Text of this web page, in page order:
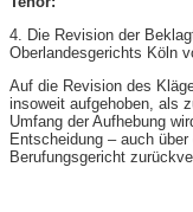
4. Die Revision der
Oberlandesgerichts Köln
Auf die Revision des
insoweit aufgehoben, als
Umfang der Aufhebung
Entscheidung – auch
Berufungsgericht